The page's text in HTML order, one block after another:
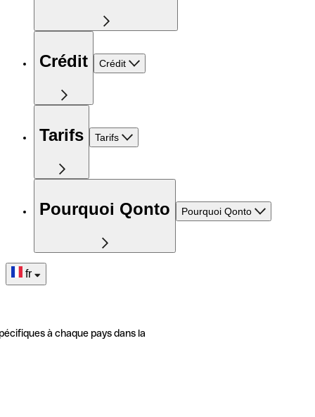
Crédit Crédit
Tarifs Tarifs
Pourquoi Qonto Pourquoi Qonto
fr
à chaque pays dans la